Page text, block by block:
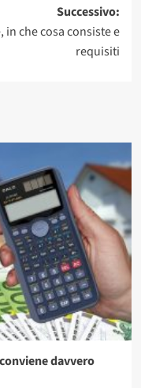
Successivo:
in che cosa consiste e
requisiti
davvero